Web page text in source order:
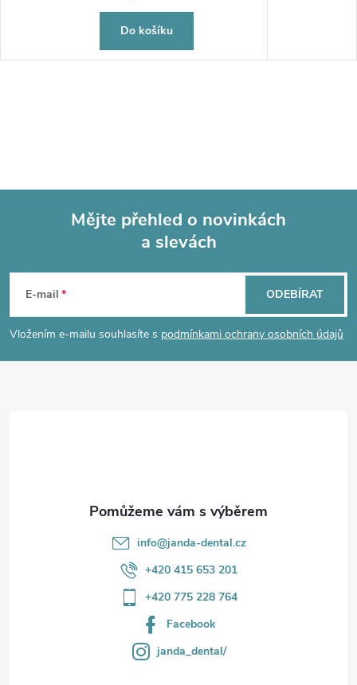
Do košíku
p
a
Mějte přehled o novinkách
a slevách
E-mail
Vložením e-mailu souhlasíte s podmínkami ochrany osobních údajů
ODEBÍRAT
info@janda-dental.cz
+420 415 653 201
+420 775 228 764
Facebook
janda_dental/